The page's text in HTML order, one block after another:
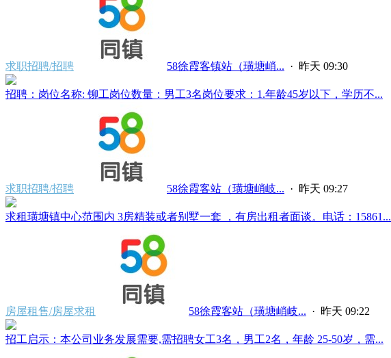
求职招聘/招聘 58徐霞客镇站（璜塘峭... · 昨天 09:30
招聘：岗位名称: 铆工岗位数量：男工3名岗位要求：1.年龄45岁以下，学历不...
求职招聘/招聘 58徐霞客站（璜塘峭岐... · 昨天 09:27
求租璜塘镇中心范围内 3房精装或者别墅一套 ，有房出租者面谈。电话：15861...
房屋租售/房屋求租 58徐霞客站（璜塘峭岐... · 昨天 09:22
招工启示：本公司业务发展需要,需招聘女工3名，男工2名，年龄 25-50岁，需...